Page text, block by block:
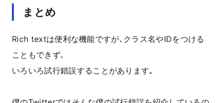
まとめ
Rich textは便利な機能ですが､クラス名やIDをつける
こともできず､
いろいろ試行錯誤することがあります｡